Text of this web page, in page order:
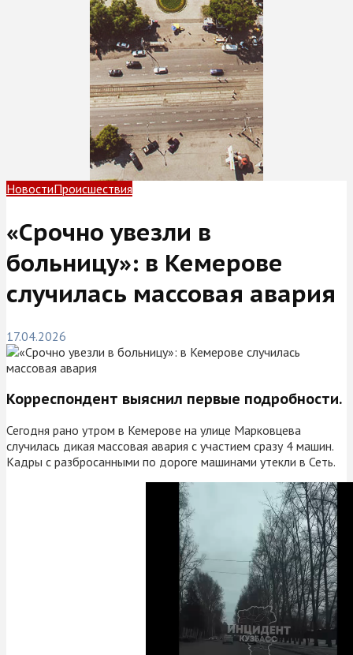
НовостиПроисшествия
«Срочно увезли в
больницу»: в Кемерове
случилась массовая авария
17.04.2026
Корреспондент выяснил первые подробности.
Сегодня рано утром в Кемерове на улице Марковцева
случилась дикая массовая авария с участием сразу 4 машин.
Кадры с разбросанными по дороге машинами утекли в Сеть.